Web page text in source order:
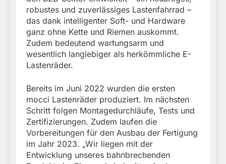
Beinahekollision an
Bahnübergang in Aubing
/ Bundespolizei ermittelt
wegen gefährlichen
Eingriffs in den
Bahnverkehr
5. August 2026
robustes und zuverlässiges Lastenfahrrad –
das dank intelligenter Soft- und Hardware
ganz ohne Kette und Riemen auskommt.
Zudem bedeutend wartungsarm und
wesentlich langlebiger als herkömmliche E-
Lastenräder.
Bereits im Juni 2022 wurden die ersten
mocci Lastenräder produziert. Im nächsten
Schritt folgen Montagedurchläufe, Tests und
Zertifizierungen. Zudem laufen die
Vorbereitungen für den Ausbau der Fertigung
im Jahr 2023. „Wir liegen mit der
Entwicklung unseres bahnbrechenden